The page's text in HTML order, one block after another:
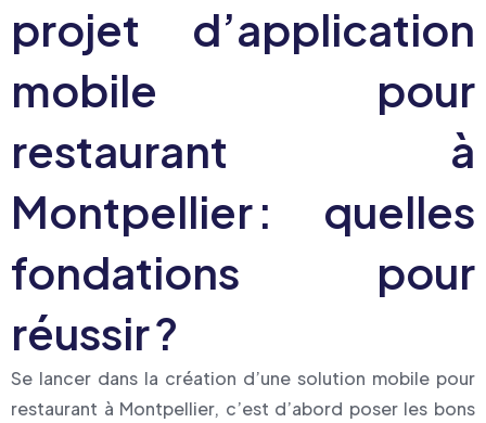
projet d’application
mobile pour
restaurant à
Montpellier : quelles
fondations pour
réussir ?
Se lancer dans la création d’une solution mobile pour
restaurant à Montpellier, c’est d’abord poser les bons